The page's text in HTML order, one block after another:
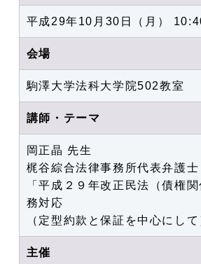
平成29年10月30日（月）
会場
駒澤大学法科大学院502教室
講師・テーマ
岡正晶 先生
梶谷綜合法律事務所代表弁護士
「平成２９年改正民法（債権
務対応
（定型約款と保証を中心にして
主催